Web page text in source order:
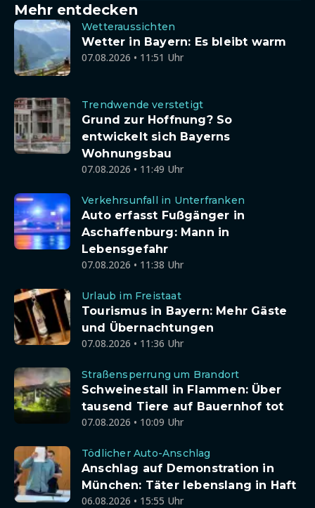
Mehr entdecken
Wetteraussichten
Wetter in Bayern: Es bleibt warm
07.08.2026 • 11:51 Uhr
Trendwende verstetigt
Grund zur Hoffnung? So
entwickelt sich Bayerns
Wohnungsbau
07.08.2026 • 11:49 Uhr
Verkehrsunfall in Unterfranken
Auto erfasst Fußgänger in
Aschaffenburg: Mann in
Lebensgefahr
07.08.2026 • 11:38 Uhr
Urlaub im Freistaat
Tourismus in Bayern: Mehr Gäste
und Übernachtungen
07.08.2026 • 11:36 Uhr
Straßensperrung um Brandort
Schweinestall in Flammen: Über
tausend Tiere auf Bauernhof tot
07.08.2026 • 10:09 Uhr
Tödlicher Auto-Anschlag
Anschlag auf Demonstration in
München: Täter lebenslang in Haft
06.08.2026 • 15:55 Uhr